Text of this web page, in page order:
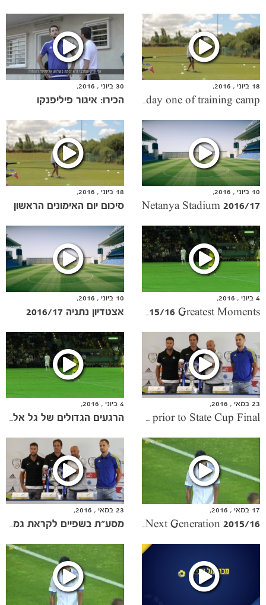
משחקים
ותוצאות
30 ביוני , 2016,
הכירו: איגור פיליפנקו
18 ביוני , 2016,
18 ביוני , 2016,
סיכום יום האימונים הראשון
10 ביוני , 2016,
Netanya Stadium 2016/17
10 ביוני , 2016,
אצטדיון נתניה 2016/17
4 ביוני , 2016,
4 ביוני , 2016,
הרגעים הגדולים של גל אלברמן עונת 2015/16
23 במאי , 2016,
Press Conference at Shefayim prior to State Cup Final
23 במאי , 2016,
17 במאי , 2016,